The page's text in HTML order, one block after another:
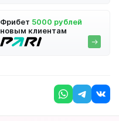
Фрибет 5000 рублей
новым клиентам